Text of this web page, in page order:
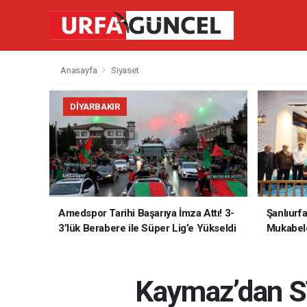
Anasayfa Siyaset
DIYARBAKIR
Amedspor Tarihi Başarıya İmza Attı! 3-
3’lük Berabere ile Süper Lig’e Yükseldi
Kaymaz’dan